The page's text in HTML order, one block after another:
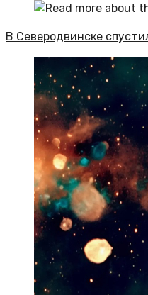
В Северодвинске